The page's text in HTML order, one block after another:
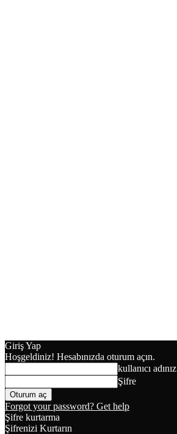
Giriş Yap
Hoşgeldiniz! Hesabınızda oturum açın.
kullanıcı adınız
Şifre
Forgot your password? Get help
Şifre kurtarma
Şifrenizi Kurtarın